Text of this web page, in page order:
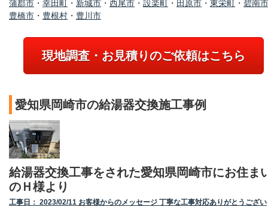
蒲郡市 ・ 幸田町 ・ 新城市 ・ 西尾市 ・ 設楽町 ・ 田原市 ・ 東栄町 ・ 碧南市
豊橋市 ・ 豊根村 ・ 豊川市
現地調査・お見積りのご依頼はこちら
愛知県岡崎市の給湯器交換施工事例
給湯器交換工事をされた愛知県岡崎市にお住ま
のＨ様より
工事日： 2023/02/11 お客様からのメッセージ 丁寧な工事対応ありがとうござい